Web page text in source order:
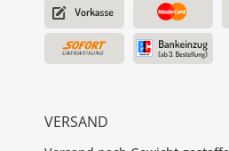
VERSAND